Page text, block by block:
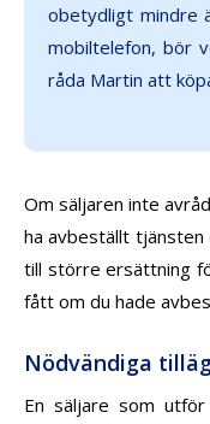
obetydligt mindre
mobiltelefon, bör
råda Martin att
Om säljaren inte
ha avbeställt
till större ersättning
fått om du hade
Nödvändiga
En säljare som